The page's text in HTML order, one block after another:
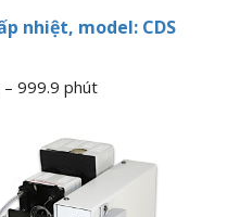
nhiệt, model: CDS
– 999.9 phút